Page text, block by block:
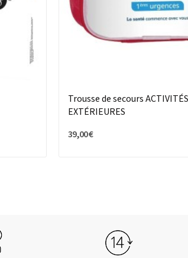
Trousse de secours ACTIVITÉS
EXTÉRIEURES
39,00 €